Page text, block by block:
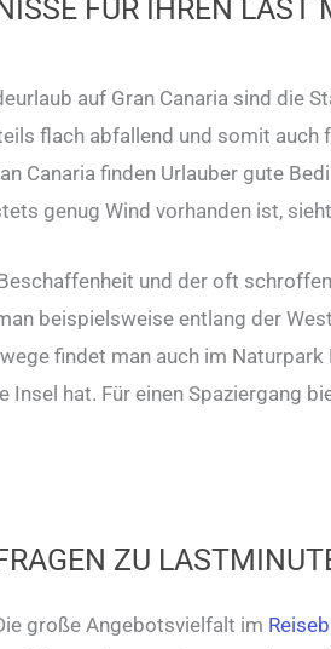
FÜR IHREN
auf Gran Canaria sind die
flach abfallend und somit
Canaria finden Urlauber gute
genug Wind vorhanden ist,
und der oft
beispielsweise entlang der
findet man auch im
Insel hat. Für einen Spaziergang
ZU
große Angebotsvielfalt im